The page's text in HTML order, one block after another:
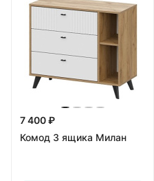
7 400 ₽
Комод 3 ящика Милан